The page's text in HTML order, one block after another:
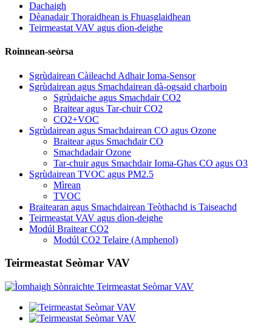
Dachaigh
Dèanadair Thoraidhean is Fhuasglaidhean
Teirmeastat VAV agus dìon-deighe
Roinnean-seòrsa
Sgrùdairean Càileachd Adhair Ioma-Sensor
Sgrùdairean agus Smachdairean dà-ogsaid charboin
Sgrùdaiche agus Smachdair CO2
Braitear agus Tar-chuir CO2
CO2+VOC
Sgrùdairean agus Smachdairean CO agus Ozone
Braitear agus Smachdair CO
Smachdadair Ozone
Tar-chuir agus Smachdair Ioma-Ghas CO agus O3
Sgrùdairean TVOC agus PM2.5
Mìrean
TVOC
Braitearan agus Smachdairean Teòthachd is Taiseachd
Teirmeastat VAV agus dìon-deighe
Modúl Braitear CO2
Modúl CO2 Telaire (Amphenol)
Teirmeastat Seòmar VAV